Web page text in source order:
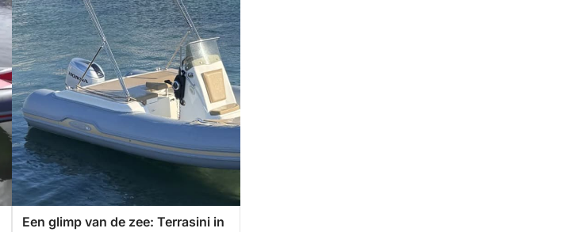
Een glimp van de zee: Terrasini in